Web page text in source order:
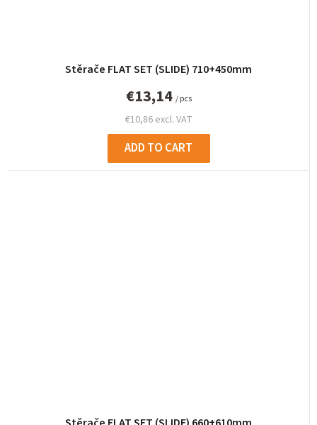
Stěrače FLAT SET (SLIDE) 710+450mm
€10,86 excl. VAT
€13,14 / pcs
ADD TO CART